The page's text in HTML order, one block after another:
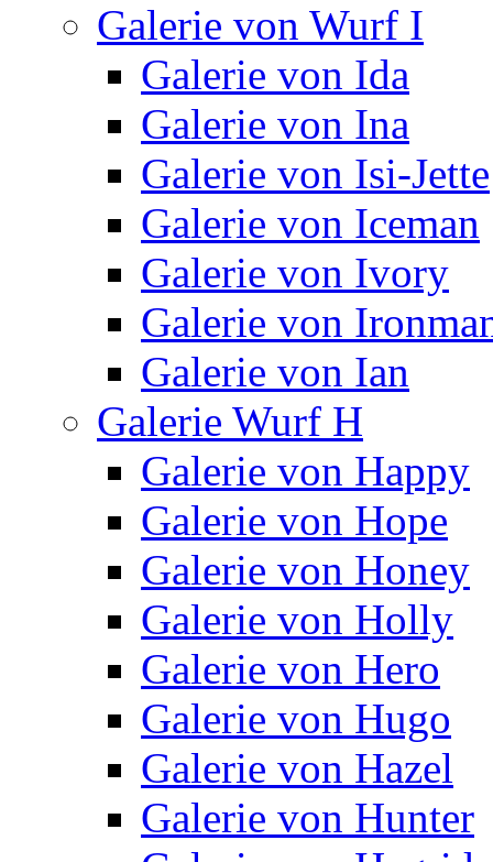
Galerie von Wurf I
Galerie von Ida
Galerie von Ina
Galerie von Isi-Jette
Galerie von Iceman
Galerie von Ivory
Galerie von
Galerie von Ian
Galerie Wurf H
Galerie von Happy
Galerie von Hope
Galerie von Honey
Galerie von Holly
Galerie von Hero
Galerie von Hugo
Galerie von Hazel
Galerie von Hunter